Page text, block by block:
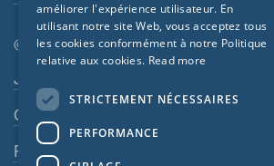
© SIGA 2026
Jobs
Contact
Règles de confidentialité
FRENCH
CZECH
LATVIAN
améliorer l'expérience utilisateur. En
utilisant notre site Web, vous acceptez tous
les cookies conformément à notre Politique
relative aux cookies. Read more
STRICTEMENT NÉCESSAIRES
PERFORMANCE